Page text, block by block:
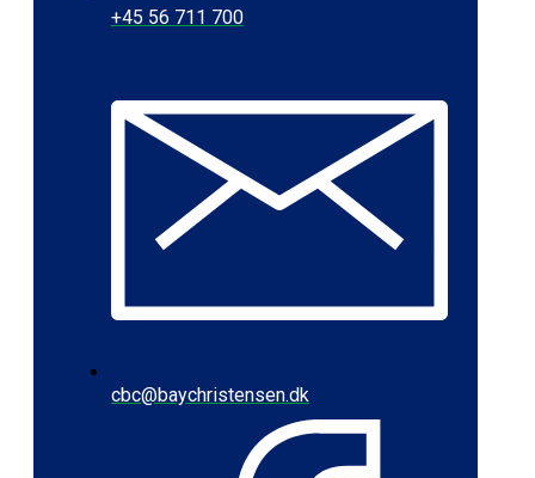
+45 56 711 700
cbc@baychristensen.dk